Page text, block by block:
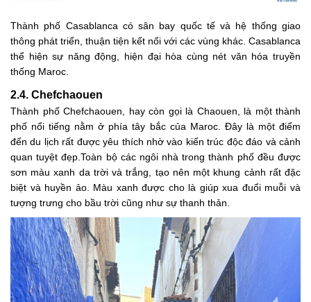
Thành phố Casablanca có sân bay quốc tế và hệ thống giao
thông phát triển, thuận tiện kết nối với các vùng khác. Casablanca
thể hiện sự năng động, hiện đại hòa cùng nét văn hóa truyền
thống Maroc.
2.4. Chefchaouen
Thành phố Chefchaouen, hay còn gọi là Chaouen, là một thành
phố nổi tiếng nằm ở phía tây bắc của Maroc. Đây là một điểm
đến du lịch rất được yêu thích nhờ vào kiến trúc độc đáo và cảnh
quan tuyệt đẹp.Toàn bộ các ngôi nhà trong thành phố đều được
sơn màu xanh da trời và trắng, tạo nên một khung cảnh rất đặc
biệt và huyền ảo. Màu xanh được cho là giúp xua đuổi muỗi và
tượng trưng cho bầu trời cũng như sự thanh thản.